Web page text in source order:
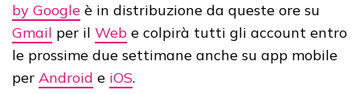
by Google è in distribuzione da queste ore su
Gmail per il Web e colpirà tutti gli account entro
le prossime due settimane anche su app mobile
per Android e iOS.